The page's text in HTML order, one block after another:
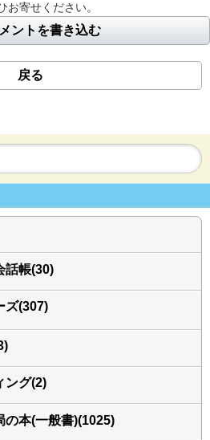
お寄せください。
ントを書き込む
戻る
話帳(30)
ズ(307)
ング(2)
の本(一般書)(1025)